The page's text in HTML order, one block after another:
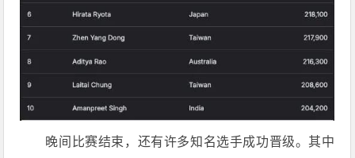
晚间比赛结束，还有许多知名选手成功晋级。其中